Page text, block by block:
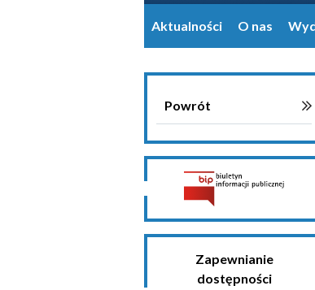
Aktualności O nas
Powrót
Zapewnianie
dostępności